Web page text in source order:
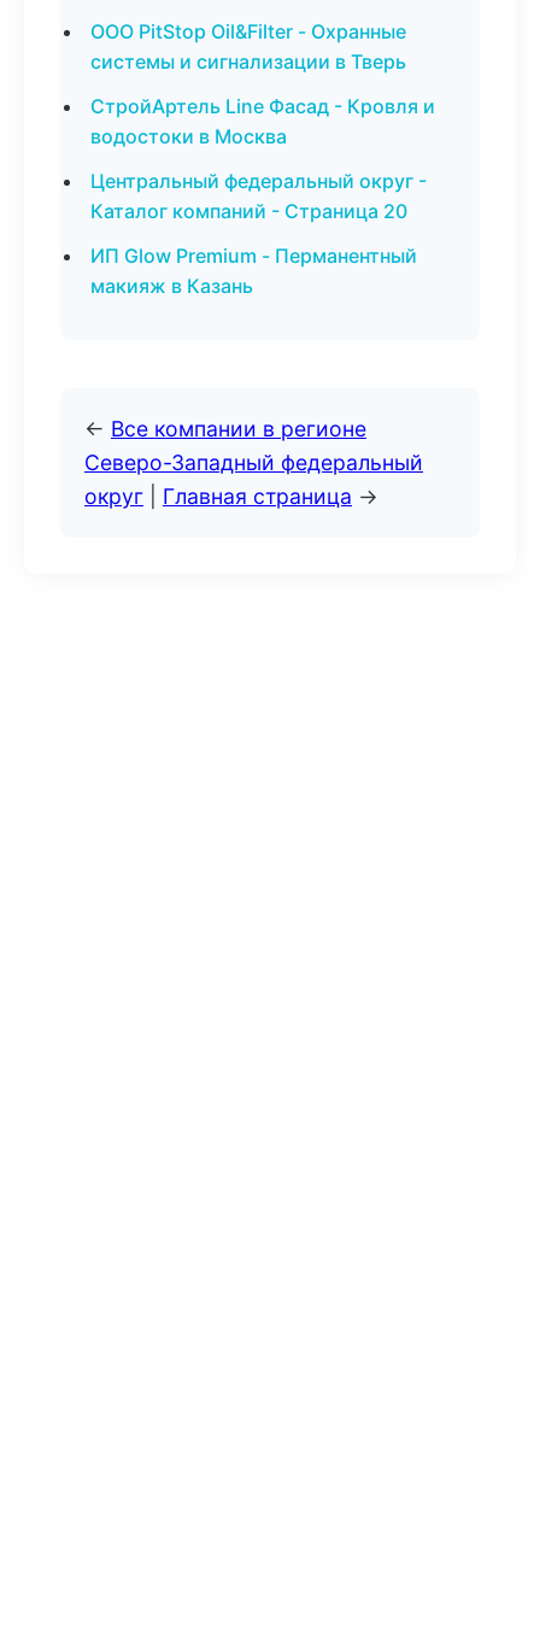
ООО PitStop Oil&Filter - Охранные
системы и сигнализации в Тверь
СтройАртель Line Фасад - Кровля и
водостоки в Москва
Центральный федеральный округ -
Каталог компаний - Страница 20
ИП Glow Premium - Перманентный
макияж в Казань
← Все компании в регионе
Северо-Западный федеральный
округ
Главная страница →